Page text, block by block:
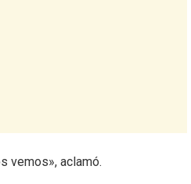
vemos», aclamó.